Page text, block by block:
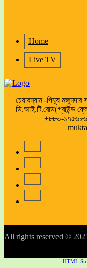
Home
Live TV
চেয়ারম্যান -পিযূষ
ডি.আই.টি.রোড(গ্রাউন্ড
+৮৮০-
All rights reserved ©
HTML